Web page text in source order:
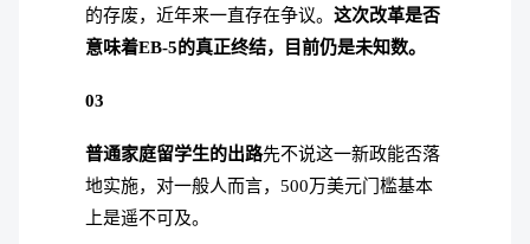
的存废，近年来一直存在争议。 这次改革是否
意味着EB-5的真正终结，目前仍是未知数。
03
普通家庭留学生的出路先不说这一新政能否落
地实施，对一般人而言，500万美元门槛基本
上是遥不可及。